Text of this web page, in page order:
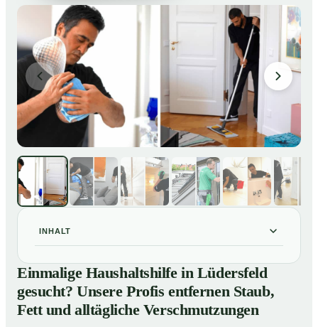
INHALT
Einmalige Haushaltshilfe in Lüdersfeld gesucht?
Unsere Profis entfernen Staub, Fett und alltägliche
Verschmutzungen
02So unterstützt Sie eine Haushaltshilfe in Lüdersfeld im
Einmalige Haushaltshilfe in Lüdersfeld
gesucht? Unsere Profis entfernen Staub,
Fett und alltägliche Verschmutzungen